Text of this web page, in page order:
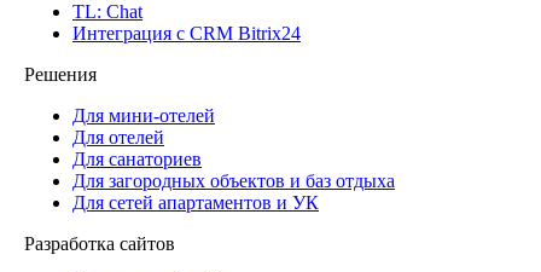
TL: Chat
Интеграция с CRM Bitrix24
Решения
Для мини-отелей
Для отелей
Для санаториев
Для загородных объектов и баз отдыха
Для сетей апартаментов и УК
Разработка сайтов